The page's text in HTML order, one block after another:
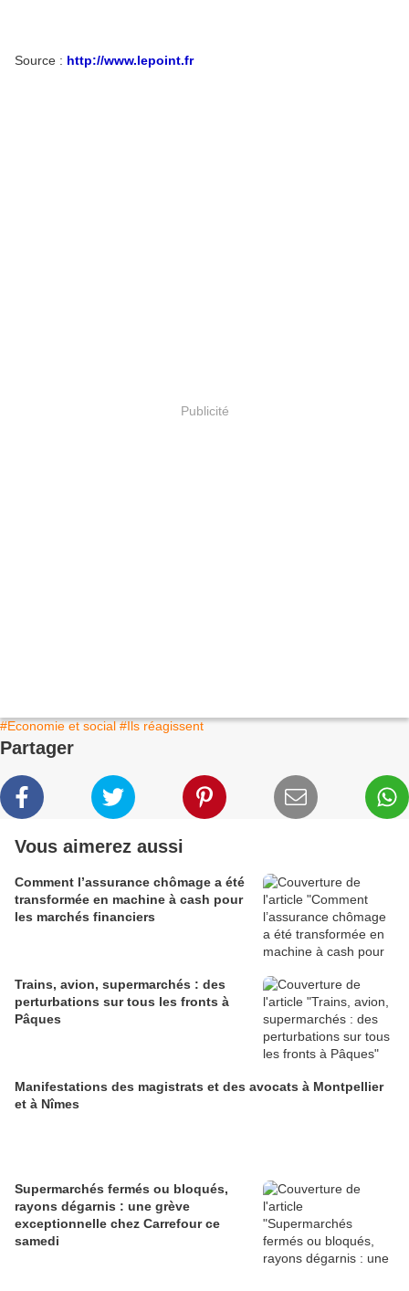
Source : http://www.lepoint.fr
Publicité
#Economie et social #Ils réagissent
Partager
Vous aimerez aussi
Comment l’assurance chômage a été
transformée en machine à cash pour
les marchés financiers
Trains, avion, supermarchés : des
perturbations sur tous les fronts à
Pâques
Manifestations des magistrats et des avocats à Montpellier
et à Nîmes
Supermarchés fermés ou bloqués,
rayons dégarnis : une grève
exceptionnelle chez Carrefour ce
samedi